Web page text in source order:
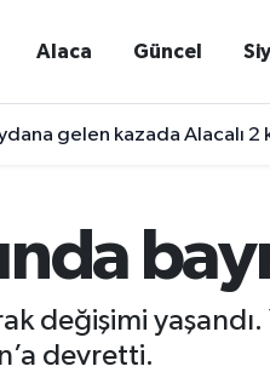
Alaca Güncel
gelen kazada Alacalı 2
değişimi
devretti.